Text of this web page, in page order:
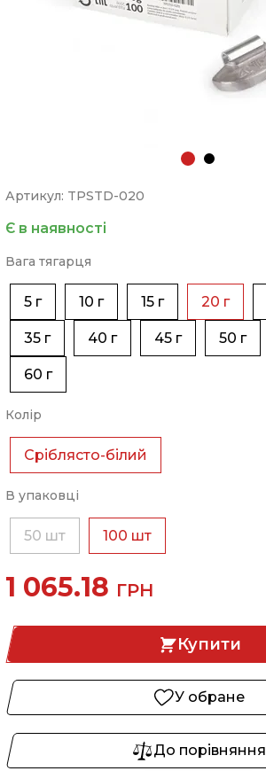
Артикул: TPSTD-020
Є в наявності
Вага тягарця
5 г 10 г 15 г 20 г
35 г 40 г 45 г 50 г
60 г
Колір
Сріблясто-білий
В упаковці
50 шт 100 шт
1 065.18 ГРН
Купити
У обране
До порівняння